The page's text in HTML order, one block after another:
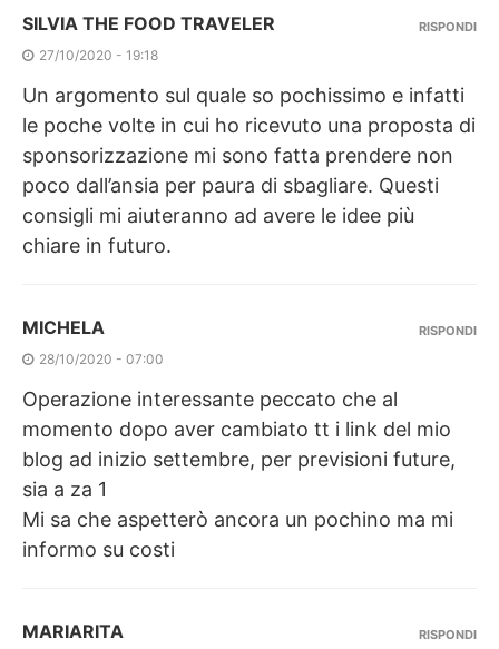
SILVIA THE FOOD TRAVELER
27/10/2020 - 19:18
Un argomento sul quale so pochissimo e infatti
le poche volte in cui ho ricevuto una proposta di
sponsorizzazione mi sono fatta prendere non
poco dall’ansia per paura di sbagliare. Questi
consigli mi aiuteranno ad avere le idee più
chiare in futuro.
RISPONDI
MICHELA
28/10/2020 - 07:00
Operazione interessante peccato che al
momento dopo aver cambiato tt i link del mio
blog ad inizio settembre, per previsioni future,
sia a za 1
Mi sa che aspetterò ancora un pochino ma mi
informo su costi
RISPONDI
MARIARITA RISPONDI